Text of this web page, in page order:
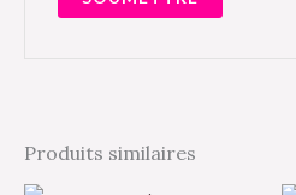
Produits similaires